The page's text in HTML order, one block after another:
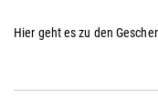
Hier geht es zu den